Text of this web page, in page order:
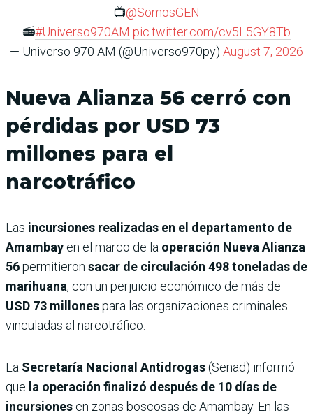
📺@SomosGEN
📻#Universo970AM pic.twitter.com/cv5L5GY8Tb
— Universo 970 AM (@Universo970py) August 7, 2026
Nueva Alianza 56 cerró con
pérdidas por USD 73
millones para el
narcotráfico
Las incursiones realizadas en el departamento de
Amambay en el marco de la operación Nueva Alianza
56permitieron sacar de circulación 498 toneladas de
marihuana, con un perjuicio económico de más de
USD 73 millonespara las organizaciones criminales
vinculadas al narcotráfico.
La Secretaría Nacional Antidrogas(Senad) informó
que la operación finalizó después de 10 días de
incursiones en zonas boscosas de Amambay. En las